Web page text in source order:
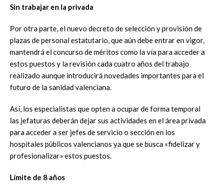
Sin trabajar en la privada
Por otra parte, el nuevo decreto de selección y provisión de
plazas de personal estatutario, que aún debe entrar en vigor,
mantendrá el concurso de méritos como la vía para acceder a
estos puestos y la revisión cada cuatro años del trabajo
realizado aunque introducirá novedades importantes para el
futuro de la sanidad valenciana.
Así, los especialistas que opten a ocupar de forma temporal
las jefaturas deberán dejar sus actividades en el área privada
para acceder a ser jefes de servicio o sección en los
hospitales públicos valencianos ya que se busca «fidelizar y
profesionalizar» estos puestos.
Límite de 8 años